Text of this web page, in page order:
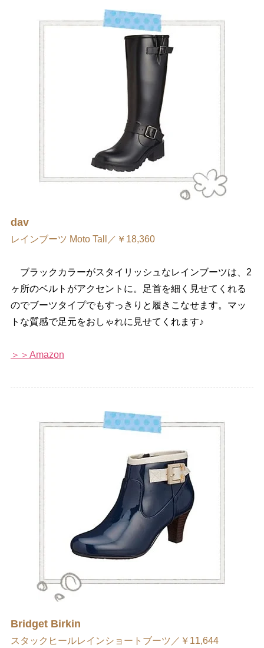
dav
レインブーツ Moto Tall／￥18,360
ブラックカラーがスタイリッシュなレインブーツは、2
ヶ所のベルトがアクセントに。足首を細く見せてくれる
のでブーツタイプでもすっきりと履きこなせます。マッ
トな質感で足元をおしゃれに見せてくれます♪
＞＞Amazon
Bridget Birkin
スタックヒールレインショートブーツ／￥11,644